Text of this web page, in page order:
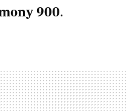
900.